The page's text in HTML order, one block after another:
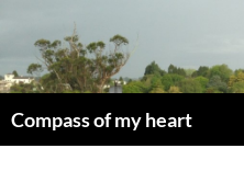
ン
ツ
へ
Compass of my heart
索